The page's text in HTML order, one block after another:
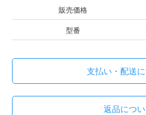
販売価格
型番
支払い・配送
返品につ